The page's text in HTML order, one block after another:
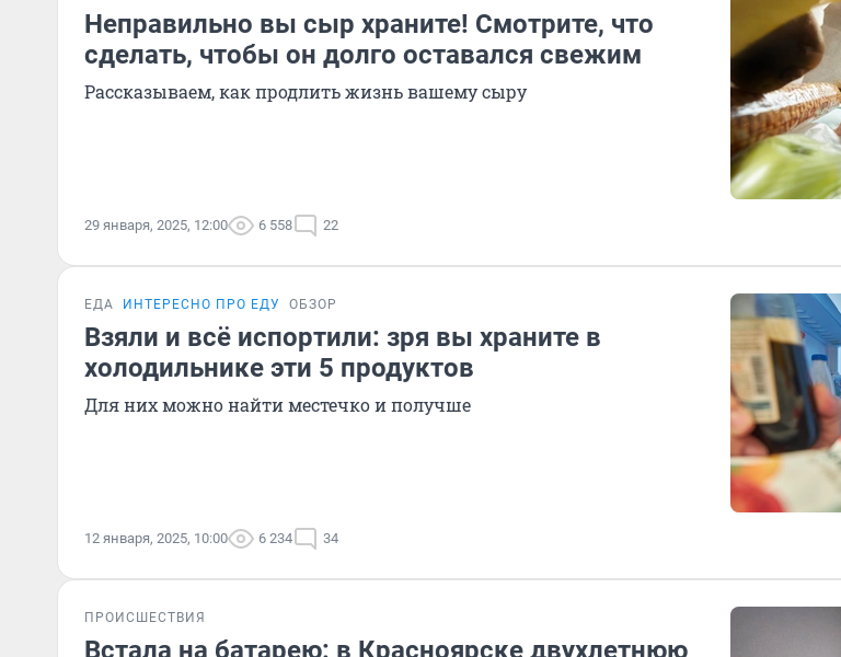
Неправильно вы сыр храните! Смотрите, что
сделать, чтобы он долго оставался свежим
Рассказываем, как продлить жизнь вашему сыру
29 января, 2025, 12:00 6 558 22
ЕДА ИНТЕРЕСНО ПРО ЕДУ ОБЗОР
Взяли и всё испортили: зря вы храните в
холодильнике эти 5 продуктов
Для них можно найти местечко и получше
12 января, 2025, 10:00 6 234 34
ПРОИСШЕСТВИЯ
Встала на батарею: в Красноярске двухлетнюю